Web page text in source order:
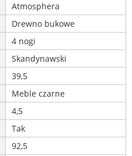
Atmosphera
Drewno bukowe
4 nogi
Skandynawski
39,5
Meble czarne
4,5
Tak
92,5